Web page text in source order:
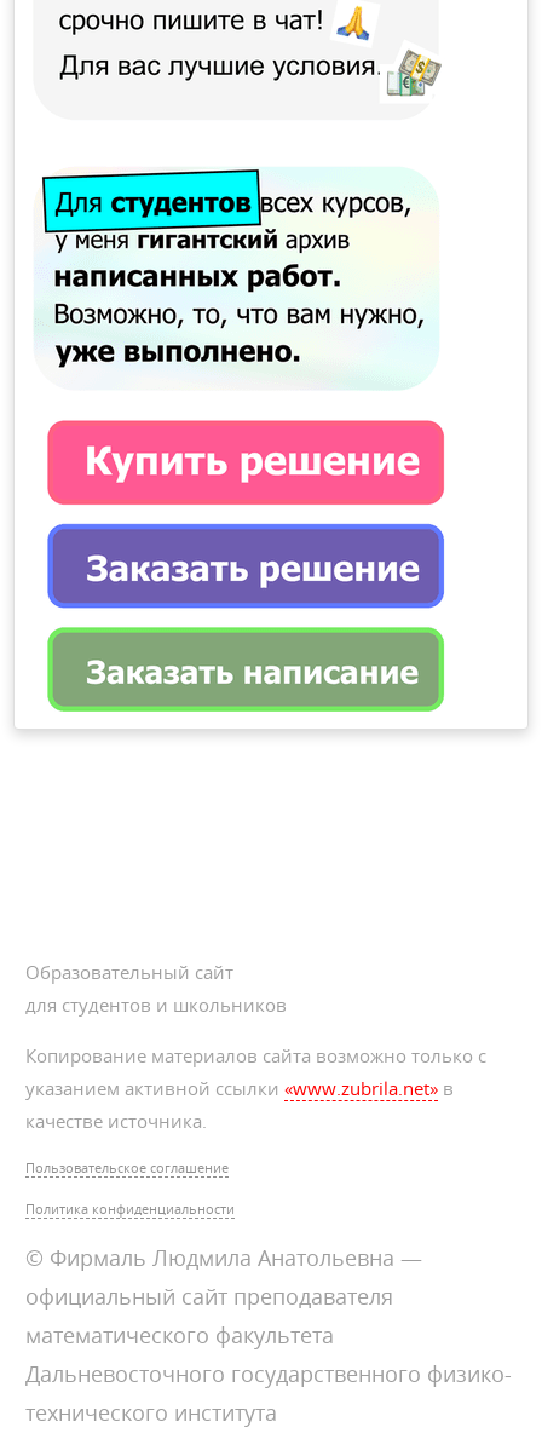
Образовательный сайт
для студентов и школьников
Копирование материалов сайта возможно только с
указанием активной ссылки«www.zubrila.net» в
качестве источника.
Пользовательское соглашение
Политика конфиденциальности
© Фирмаль Людмила Анатольевна —
официальный сайт преподавателя
математического факультета
Дальневосточного государственного физико-
технического института